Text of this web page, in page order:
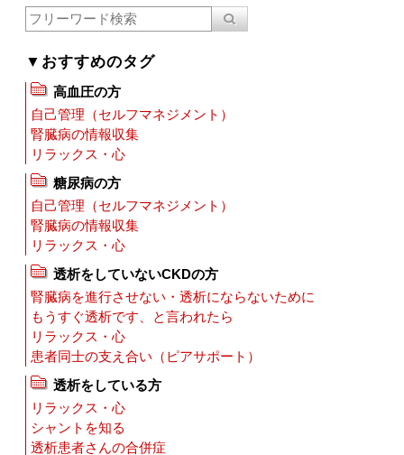
▼おすすめのタグ
高血圧の方
自己管理（セルフマネジメント）
腎臓病の情報収集
リラックス・心
糖尿病の方
自己管理（セルフマネジメント）
腎臓病の情報収集
リラックス・心
透析をしていないCKDの方
腎臓病を進行させない・透析にならないために
もうすぐ透析です、と言われたら
リラックス・心
患者同士の支え合い（ピアサポート）
透析をしている方
リラックス・心
シャントを知る
透析患者さんの合併症